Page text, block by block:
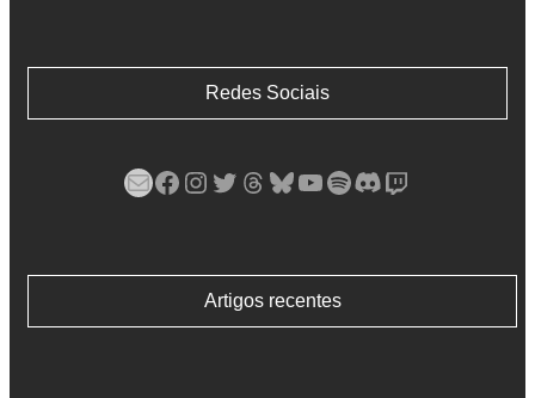
Redes Sociais
Mail Facebook Instagram Twitter Threads Bluesky YouTube Spotify Discord Twitch
Artigos recentes